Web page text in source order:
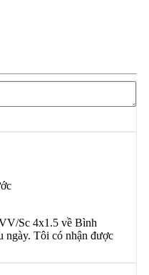
Sc 4x1.5 về Bình
ngày. Tôi có nhận được